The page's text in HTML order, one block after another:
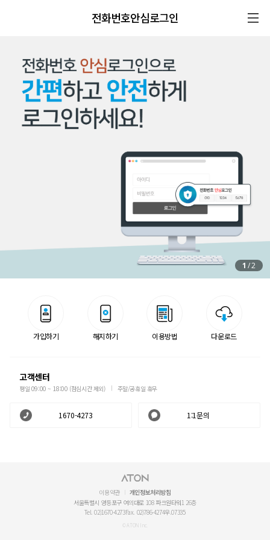
전화번호안심로그인
1 /2
가입하기 해지하기 이용방법 다운로드
고객센터
평일 09:00 ~ 18:00 (점심시간 제외) 주말/공휴일 휴무
1670-4273 1:1문의
이용약관
개인정보처리방침
서울특별시 영등포구 여의대로 108 파크원타워1 26층
Tel. 02)1670-4273Fax. 02)786-4274우.07335
© ATON Inc.